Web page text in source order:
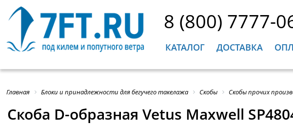
8 (800) 7777-
КАТАЛОГ ДОСТАВКА
Главная Блоки и принадлежности для бегучего такелажа Скобы Скобы прочих
Скоба D-образная Vetus Maxwell